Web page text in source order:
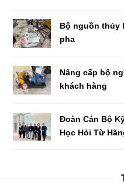
Bộ nguồn thủy
pha
Nâng cấp bộ
khách hàng
Đoàn Cán Bộ
Học Hỏi Từ